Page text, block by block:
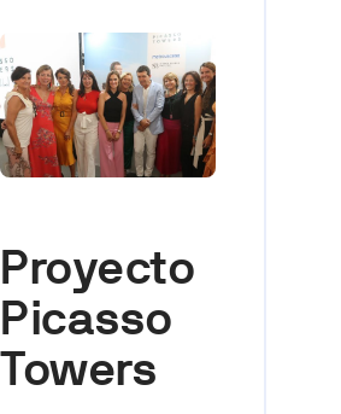
Proyecto
Picasso
Towers